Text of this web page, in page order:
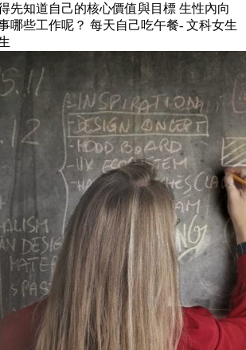
先知道自己的核心價值與目標 生性內向
哪些工作呢？ 每天自己吃午餐- 文科女生